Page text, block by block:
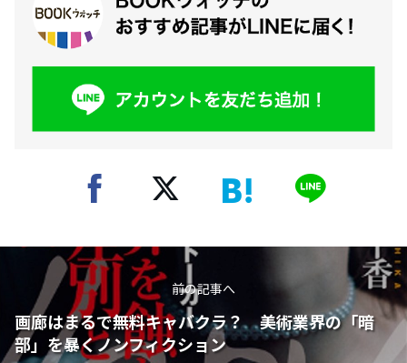
前の記事へ
画廊はまるで無料キャバクラ？ 美術業界の「暗
部」を暴くノンフィクション